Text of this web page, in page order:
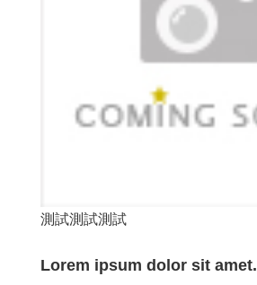
測試測試測試
Lorem ipsum dolor sit amet.